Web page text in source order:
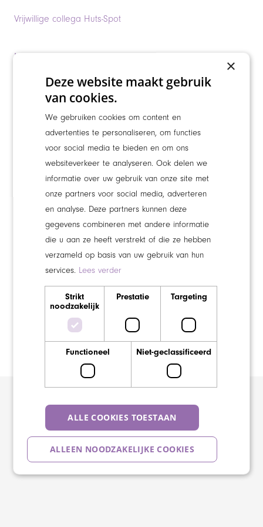
Vrijwillige collega Huts-Spot
Nieuw lid voor de Cliëntenraad
Vrijwillige collega Werkendam
Medewerker Flexpool
Verzorgende IG in de wijk (team Drunen)
Zorgzame Smaakmaker (Kok)
Verpleegkundige in de wijk (team Almkerk)
Medewerker Wonen en Welzijn
Medewerker Huishoudelijke Hulp Gemeente Altena
×
Deze website maakt gebruik
van cookies.
We gebruiken cookies om content en
advertenties te personaliseren, om functies
voor social media te bieden en om ons
websiteverkeer te analyseren. Ook delen we
informatie over uw gebruik van onze site met
onze partners voor social media, adverteren
en analyse. Deze partners kunnen deze
gegevens combineren met andere informatie
die u aan ze heeft verstrekt of die ze hebben
verzameld op basis van uw gebruik van hun
services. Lees verder
Strikt
noodzakelijk
Prestatie Targeting
Functioneel Niet-geclassificeerd
ALLE COOKIES TOESTAAN
ALLEEN NOODZAKELIJKE COOKIES